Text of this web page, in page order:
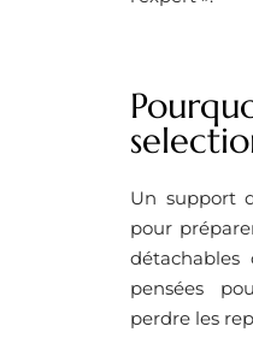
Un support
pour
détachables
pensées
perdre les